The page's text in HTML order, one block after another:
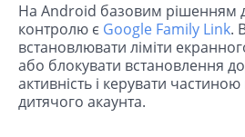
На Android базовим рішенням
контролю є Google Family Link.
встановлювати ліміти
або блокувати встановлення
активність і керувати
дитячого акаунта.